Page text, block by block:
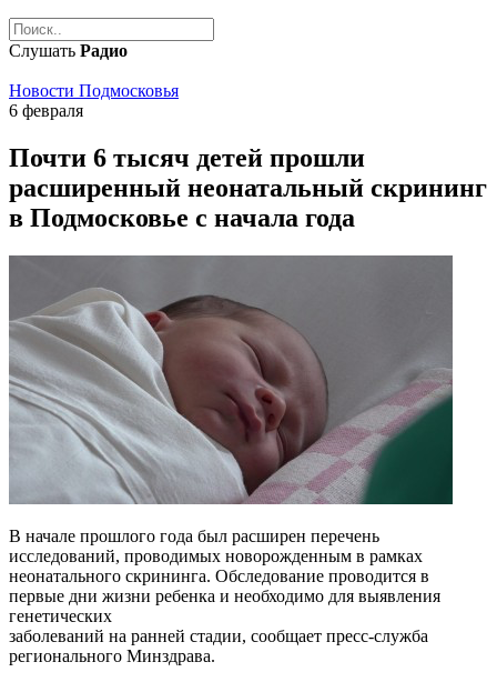
Слушать Радио
Новости Подмосковья
6 февраля
Почти 6 тысяч детей прошли
расширенный неонатальный скрининг
в Подмосковье с начала года
В начале прошлого года был расширен перечень
исследований, проводимых новорожденным в рамках
неонатального скрининга. Обследование проводится в
первые дни жизни ребенка и необходимо для выявления
генетических
заболеваний на ранней стадии, сообщает пресс-служба
регионального Минздрава.